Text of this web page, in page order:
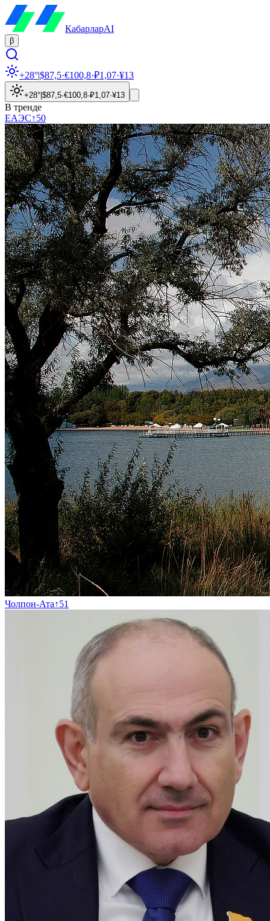
КабарларAI
β
+28°|$87,5·€100,8·₽1,07·¥13
+28° $87,5·€100,8·₽1,07·¥13
В тренде
ЕАЭС↑50
Чолпон-Ата↑51